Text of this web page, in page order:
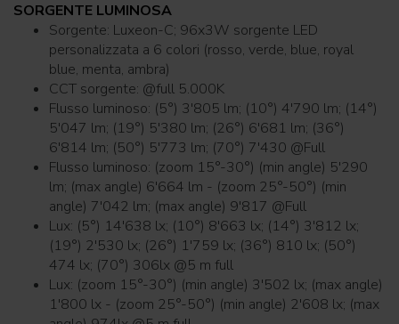
SORGENTE LUMINOSA
Sorgente: Luxeon-C; 96x3W sorgente LED
personalizzata a 6 colori (rosso, verde, blue, royal
blue, menta, ambra)
CCT sorgente: @full 5.000K
Flusso luminoso: (5°) 3'805 lm; (10°) 4'790 lm; (14°)
5'047 lm; (19°) 5'380 lm; (26°) 6'681 lm; (36°)
6'814 lm; (50°) 5'773 lm; (70°) 7'430 @Full
Flusso luminoso: (zoom 15°-30°) (min angle) 5'290
lm; (max angle) 6'664 lm - (zoom 25°-50°) (min
angle) 7'042 lm; (max angle) 9'817 @Full
Lux: (5°) 14'638 lx; (10°) 8'663 lx; (14°) 3'812 lx;
(19°) 2'530 lx; (26°) 1'759 lx; (36°) 810 lx; (50°)
474 lx; (70°) 306lx @5 m full
Lux: (zoom 15°-30°) (min angle) 3'502 lx; (max angle)
1'800 lx - (zoom 25°-50°) (min angle) 2'608 lx; (max